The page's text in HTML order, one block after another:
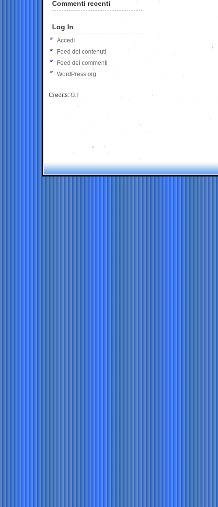
Commenti recenti
Log In
Accedi
Feed dei contenuti
Feed dei commenti
WordPress.org
Credits: G.I